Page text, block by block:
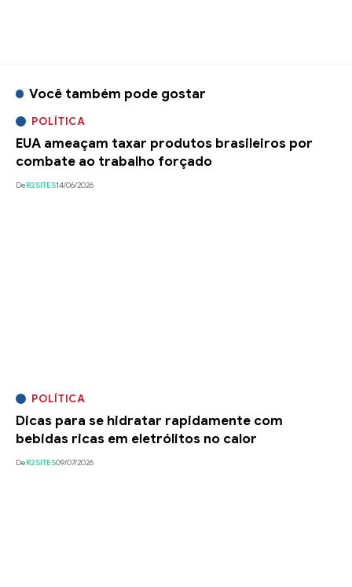
Você também pode gostar
POLÍTICA
EUA ameaçam taxar produtos brasileiros por
combate ao trabalho forçado
DeR2SITES14/06/2026
POLÍTICA
Dicas para se hidratar rapidamente com
bebidas ricas em eletrólitos no calor
DeR2SITES09/07/2026